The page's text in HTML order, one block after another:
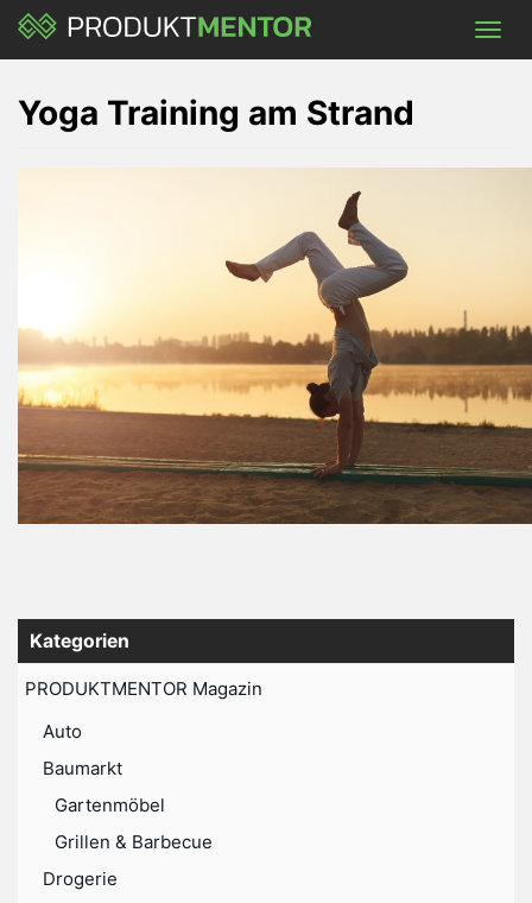
Skip
main
Yoga Training am Strand
Kategorien
PRODUKTMENTOR Magazin
Auto
Baumarkt
Gartenmöbel
Grillen & Barbecue
Drogerie